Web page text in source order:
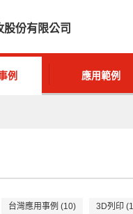
股份有限公司
例 應用範例
台灣應用事例 (10) 3D列印